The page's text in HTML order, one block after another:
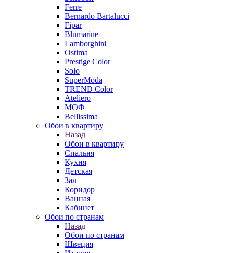
Ferre
Bernardo Bartalucci
Fipar
Blumarine
Lamborghini
Ostima
Prestige Color
Solo
SuperModa
TREND Color
Ateliero
МОФ
Bellissima
Обои в квартиру
Назад
Обои в квартиру
Спальня
Кухня
Детская
Зал
Коридор
Ванная
Кабинет
Обои по странам
Назад
Обои по странам
Швеция